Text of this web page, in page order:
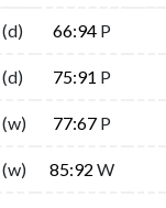
(d) 66:94P
(d) 75:91 P
(w) 77:67P
(w) 85:92 W
(d) 66:94P
(d) 75:91 P
(w) 77:67P
(w) 85:92 W